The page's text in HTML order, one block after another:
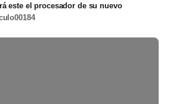
este el procesador de su nuevo